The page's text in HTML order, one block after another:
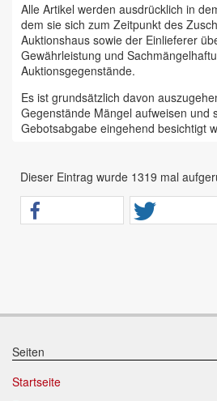
Alle Artikel werden ausdrücklich in
dem sie sich zum Zeitpunkt des
Auktionshaus sowie der Einlieferer
Gewährleistung und
Auktionsgegenstände.
Es ist grundsätzlich davon
Gegenstände Mängel aufweisen und
Gebotsabgabe eingehend besichtigt
dass sämtliche zum Verkauf stehende
Bei allen zum Verkauf stehenden
ist davon auszugehen, dass diese
unerheblichen Vorschaden erlitten
Wir weisen eindringlich darauf hin,
einverstanden sind und diese
Mehrwertsteuer für Präsenzauktionen
Dieser Eintrag wurde 1319 mal
Seiten
Startseite